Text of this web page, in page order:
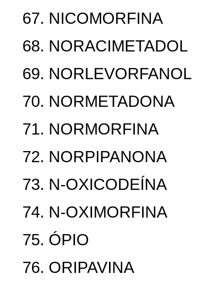
67. NICOMORFINA
68. NORACIMETADOL
69. NORLEVORFANOL
70. NORMETADONA
71. NORMORFINA
72. NORPIPANONA
73. N-OXICODEÍNA
74. N-OXIMORFINA
75. ÓPIO
76. ORIPAVINA